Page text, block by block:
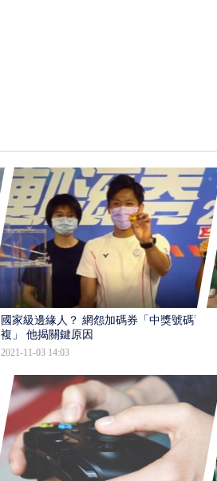
國家級邊緣人？ 網怨加碼券「中獎號碼重
複」 他揭關鍵原因
2021-11-03 14:03